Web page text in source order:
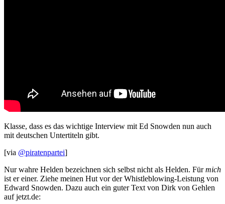
Klasse, dass es das wichtige Interview mit Ed Snowden nun auch
mit deutschen Untertiteln gibt.
[via @piratenpartei]
Nur wahre Helden bezeichnen sich selbst nicht als Helden. Fürmich
ist er einer. Ziehe meinen Hut vor der Whistleblowing-Leistung von
Edward Snowden. Dazu auch ein guter Text von Dirk von Gehlen
auf jetzt.de: